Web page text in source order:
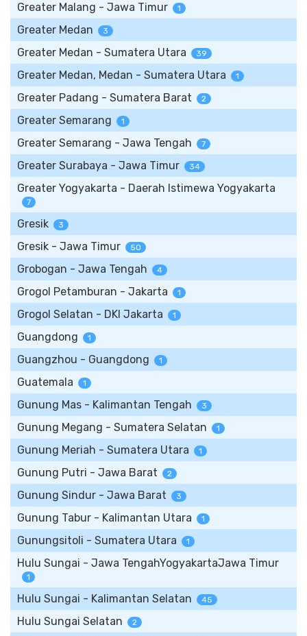
Greater Malang - Jawa Timur 1
Greater Medan 3
Greater Medan - Sumatera Utara 39
Greater Medan, Medan - Sumatera Utara 1
Greater Padang - Sumatera Barat 2
Greater Semarang 1
Greater Semarang - Jawa Tengah 7
Greater Surabaya - Jawa Timur 34
Greater Yogyakarta - Daerah Istimewa Yogyakarta
7
Gresik 3
Gresik - Jawa Timur 50
Grobogan - Jawa Tengah 4
Grogol Petamburan - Jakarta 1
Grogol Selatan - DKI Jakarta 1
Guangdong 1
Guangzhou - Guangdong 1
Guatemala 1
Gunung Mas - Kalimantan Tengah 3
Gunung Megang - Sumatera Selatan 1
Gunung Meriah - Sumatera Utara 1
Gunung Putri - Jawa Barat 2
Gunung Sindur - Jawa Barat 3
Gunung Tabur - Kalimantan Utara 1
Gunungsitoli - Sumatera Utara 1
Hulu Sungai - Jawa TengahYogyakartaJawa Timur
1
Hulu Sungai - Kalimantan Selatan 45
Hulu Sungai Selatan 2